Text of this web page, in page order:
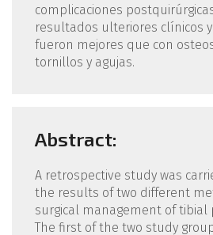
complicaciones
resultados ulteriores clínicos
fueron mejores que con
tornillos y agujas.
Abstract:
A retrospective study was
the results of two different
surgical management of tibial
The first of the two study